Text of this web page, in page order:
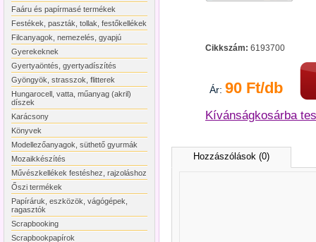
Faáru és papírmasé termékek
Festékek, paszták, tollak, festőkellékek
Filcanyagok, nemezelés, gyapjú
Gyerekeknek
Gyertyaöntés, gyertyadíszítés
Gyöngyök, strasszok, flitterek
Hungarocell, vatta, műanyag (akril)
díszek
Karácsony
Könyvek
Modellezőanyagok, süthető gyurmák
Mozaikkészítés
Művészkellékek festéshez, rajzoláshoz
Őszi termékek
Papíráruk, eszközök, vágógépek,
ragasztók
Scrapbooking
Scrapbookpapírok
Cikkszám: 6193700
Ár: 90 Ft/db
Kívánságkosárba
Hozzászólások (0)